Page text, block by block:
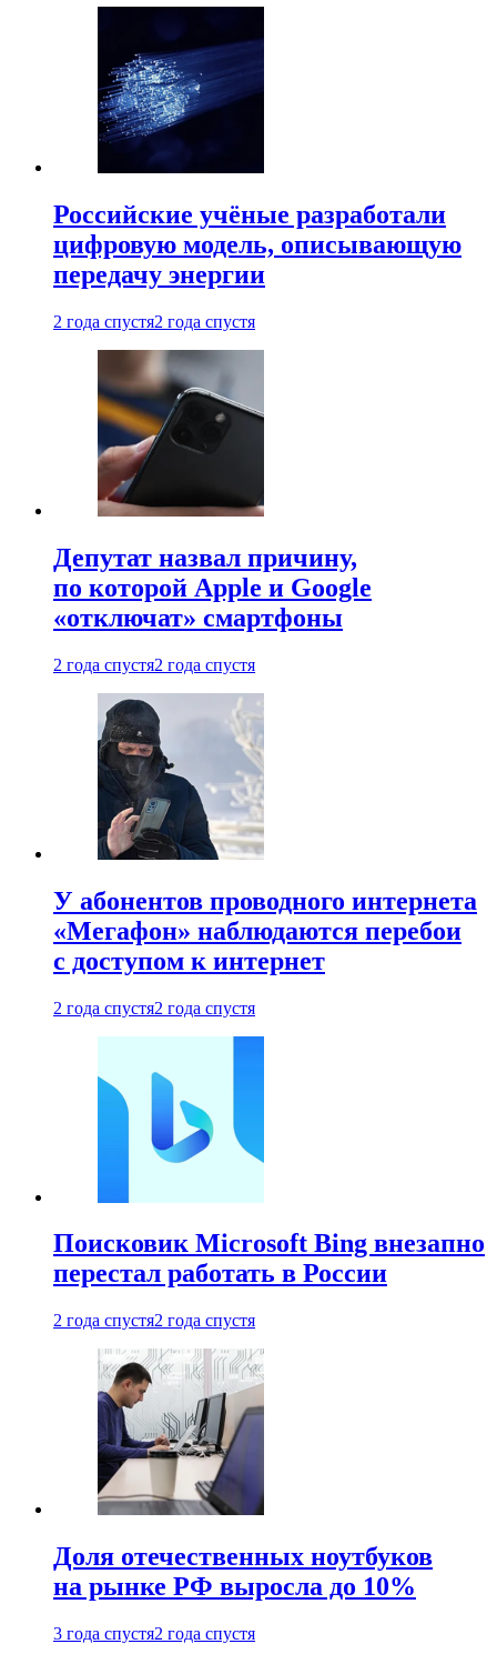
Российские учёные разработали
цифровую модель, описывающую
передачу энергии
2 года спустя2 года спустя
Депутат назвал причину,
по которой Apple и Google
«отключат» смартфоны
2 года спустя2 года спустя
У абонентов проводного интернета
«Мегафон» наблюдаются перебои
с доступом к интернет
2 года спустя2 года спустя
Поисковик Microsoft Bing внезапно
перестал работать в России
2 года спустя2 года спустя
Доля отечественных ноутбуков
на рынке РФ выросла до 10%
3 года спустя2 года спустя